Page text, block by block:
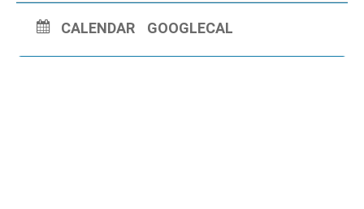
CALENDAR GOOGLECAL